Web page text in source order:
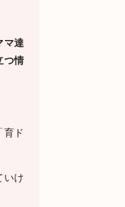
マ達
つ情
育ド
いけ